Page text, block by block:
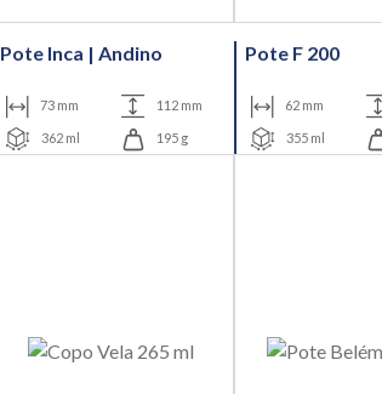
Pote Inca | Andino
73 mm 112 mm
362 ml 195 g
Pote F 200
62 mm
355 ml